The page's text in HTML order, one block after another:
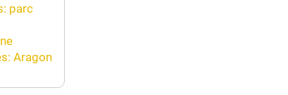
parc
Aragon